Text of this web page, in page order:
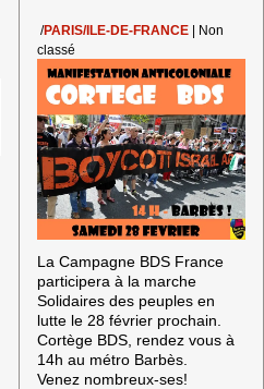
/PARIS/ILE-DE-FRANCE
Non
classé
La Campagne BDS France
participera à la marche
Solidaires des peuples en
lutte le 28 février prochain.
Cortège BDS, rendez vous à
14h au métro Barbès.
Venez nombreux-ses!